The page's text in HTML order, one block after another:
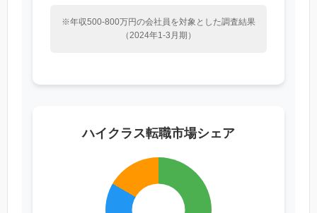
※年収500-800万円の会社員を対象とした調査結果
（2024年1-3月期）
ハイクラス転職市場シェア